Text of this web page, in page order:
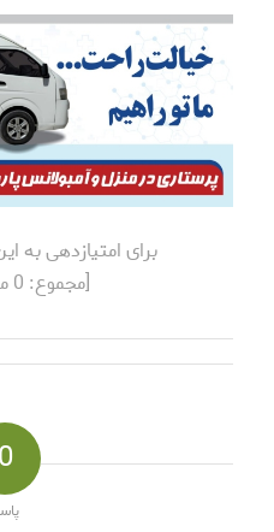
برای امتیازدهی
[مجموع: 0
0